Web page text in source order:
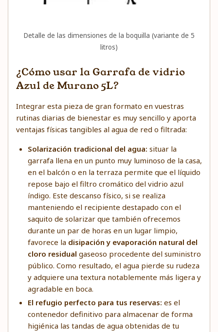
Detalle de las dimensiones de la boquilla (variante de 5
litros)
¿Cómo usar la Garrafa de vidrio
Azul de Murano 5L?
Integrar esta pieza de gran formato en vuestras
rutinas diarias de bienestar es muy sencillo y aporta
ventajas físicas tangibles al agua de red o filtrada:
Solarización tradicional del agua: situar la
garrafa llena en un punto muy luminoso de la casa,
en el balcón o en la terraza permite que el líquido
repose bajo el filtro cromático del vidrio azul
índigo. Este descanso físico, si se realiza
manteniendo el recipiente destapado con el
saquito de solarizar que también ofrecemos
durante un par de horas en un lugar limpio,
favorece la disipación y evaporación natural del
cloro residual gaseoso procedente del suministro
público. Como resultado, el agua pierde su rudeza
y adquiere una textura notablemente más ligera y
agradable en boca.
El refugio perfecto para tus reservas: es el
contenedor definitivo para almacenar de forma
higiénica las tandas de agua obtenidas de tu